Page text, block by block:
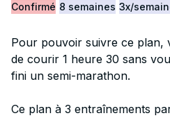
Confirmé 8 semaines 3x/
Pour pouvoir suivre ce plan,
de courir 1 heure 30 sans
fini un semi-marathon.
Ce plan à 3 entraînements